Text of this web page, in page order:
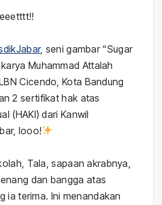
, seni gambar “Sugar
Muhammad Attalah
Cicendo, Kota Bandung
2 sertifikat hak atas
(HAKI) dari Kanwil
looo!
Tala, sapaan akrabnya,
dan bangga atas
ia terima. Ini menandakan